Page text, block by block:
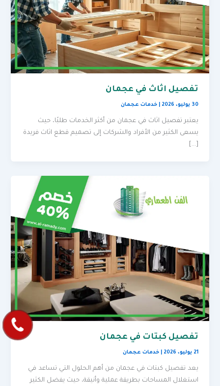
تفصيل اثاث في عجمان
30 يوليو، 2026 |خدمات عجمان
يعتبر تفصيل اثاث في عجمان من أكثر الخدمات طلبًا، حيث
يسعى الكثير من الأفراد والشركات إلى تصميم قطع اثاث فريدة
[…]
تفصيل كبتات في عجمان
21 يوليو، 2026 |خدمات عجمان
يعد تفصيل كبتات في عجمان من أهم الحلول التي تساعد في
استغلال المساحات بطريقة عملية وأنيقة، حيث يفضل الكثير